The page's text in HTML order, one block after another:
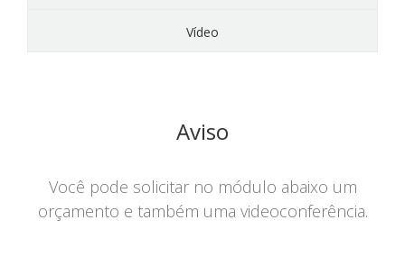
Vídeo
Aviso
Você pode solicitar no módulo abaixo um
orçamento e também uma videoconferência.